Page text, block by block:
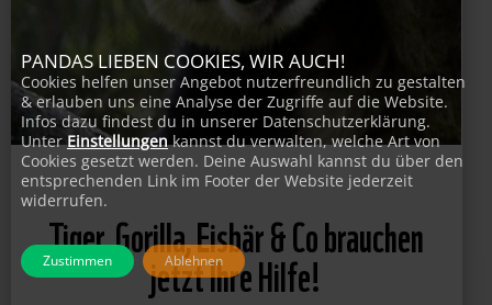
Tiger, Gorilla, Eisbär & Co brauchen
jetzt Ihre Hilfe!
PANDAS LIEBEN COOKIES, WIR AUCH!
Cookies helfen unser Angebot nutzerfreundlich zu gestalten
& erlauben uns eine Analyse der Zugriffe auf die Website.
Infos dazu findest du in unserer Datenschutzerklärung.
UnterEinstellungen kannst du verwalten, welche Art von
Cookies gesetzt werden. Deine Auswahl kannst du über den
entsprechenden Link im Footer der Website jederzeit
widerrufen.
Zustimmen Ablehnen